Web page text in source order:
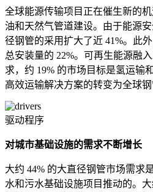
全球能源传输项目正在催生新的
油和天然气管道建设。由于能源
径钢管的采用扩大了近 41%。此
总安装量的 22%。可再生能源融
求，约 19% 的市场目标是氢运输
高效运输解决方案的转变为全球
驱动程序
对城市基础设施的需求不断增长
大约 44% 的大直径钢管市场需求
水和污水基础设施项目推动的。